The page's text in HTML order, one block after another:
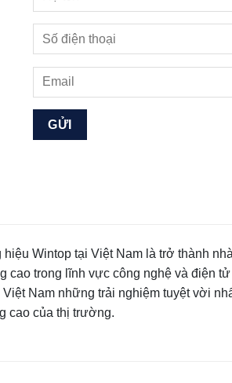
Wintop tại Việt Nam là trở thành
cao trong lĩnh vực công nghệ và điện
Nam những trải nghiệm tuyệt vời
cao của thị trường.